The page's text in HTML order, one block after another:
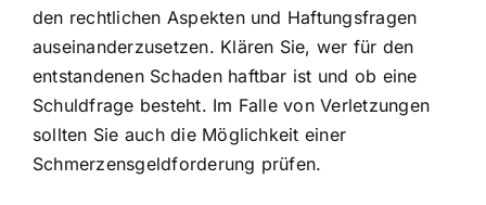
den rechtlichen Aspekten und Haftungsfragen
auseinanderzusetzen. Klären Sie, wer für den
entstandenen Schaden haftbar ist und ob eine
Schuldfrage besteht. Im Falle von Verletzungen
sollten Sie auch die Möglichkeit einer
Schmerzensgeldforderung prüfen.